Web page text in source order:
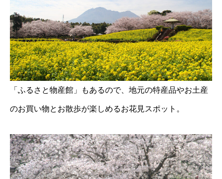
「ふるさと物産館」もあるので、地元の特産品やお土産
のお買い物とお散歩が楽しめるお花見スポット。